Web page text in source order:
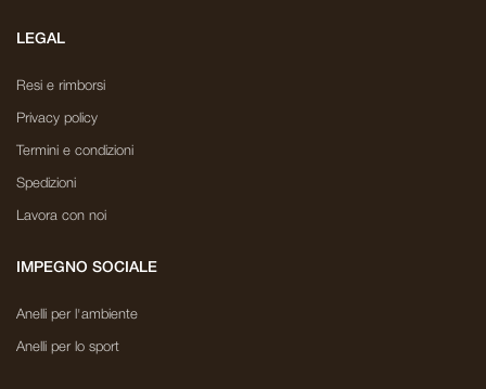
LEGAL
Resi e rimborsi
Privacy policy
Termini e condizioni
Spedizioni
Lavora con noi
IMPEGNO SOCIALE
Anelli per l'ambiente
Anelli per lo sport